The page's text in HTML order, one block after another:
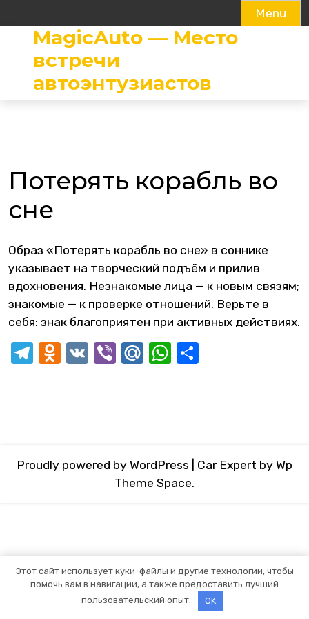
Menu
content
MagicAuto — Место
встречи
автоэнтузиастов
Потерять корабль во
сне
Образ «Потерять корабль во сне» в соннике
указывает на творческий подъём и прилив
вдохновения. Незнакомые лица — к новым связям;
знакомые — к проверке отношений. Верьте в
себя: знак благоприятен при активных действиях.
Telegram
Odnoklassniki
VK ViberMail.RuWhatsApp
Proudly powered by WordPress Car Expert by Wp
Theme Space.
Этот сайт использует куки-файлы и другие технологии, чтобы
помочь вам в навигации, а также предоставить лучший
пользовательский опыт.
OK